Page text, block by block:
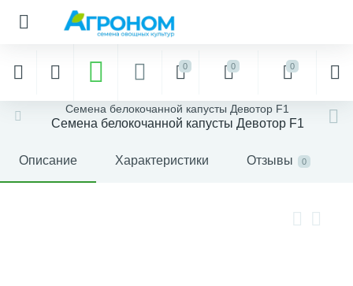
0 0 0
Семена белокочанной капусты Девотор F1
Семена белокочанной капусты Девотор F1
Описание Характеристики Отзывы 0